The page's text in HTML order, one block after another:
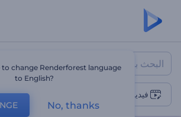
قوالب فيديو الأعمال
فيديوهات الأعمال
change Renderforest language
to English?
No, thanks